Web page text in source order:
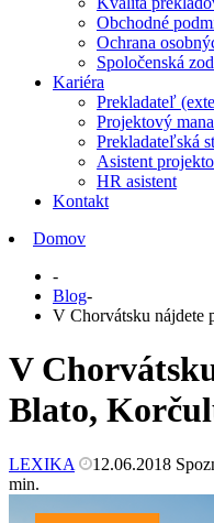
Obchodné
Ochrana
Spoločenská
Kariéra
Prekladateľ
Projektový
Prekladateľská
Asistent
HR asistent
Kontakt
Domov
-
Blog-
V Chorvátsku nájdete
V
Blato,
LEXIKA 12.06.2018
min.